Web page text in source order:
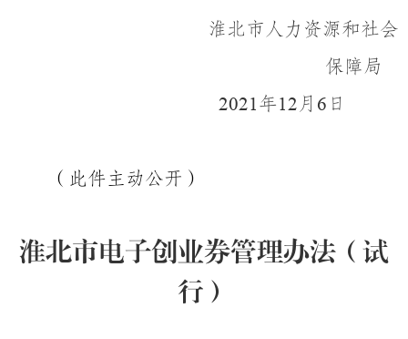
淮北市人力资源和社会
保障局
2021年12 月 6 日
（此件主动公开）
淮北市电子创业券管理办法 （ 试
行 ）